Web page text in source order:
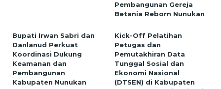
Pembangunan Gereja
Betania Reborn Nunukan
Bupati Irwan Sabri dan
Danlanud Perkuat
Koordinasi Dukung
Keamanan dan
Pembangunan
Kabupaten Nunukan
Kick-Off Pelatihan
Petugas dan
Pemutakhiran Data
Tunggal Sosial dan
Ekonomi Nasional
(DTSEN) di Kabupaten